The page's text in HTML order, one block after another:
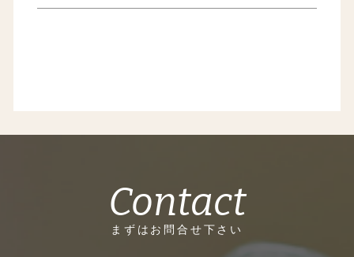
Contact
まずはお問合せ下さい